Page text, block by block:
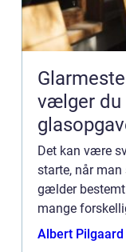
vælger du
Det kan være
starte, når
gælder bestemt
mange
på landsplan.
Albert Pilgaard